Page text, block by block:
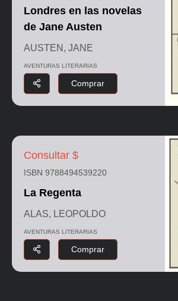
Londres en las novelas
de Jane Austen
AUSTEN, JANE
AVENTURAS LITERARIAS
Comprar
Consultar $
ISBN 9788494539220
La Regenta
ALAS, LEOPOLDO
AVENTURAS LITERARIAS
Comprar